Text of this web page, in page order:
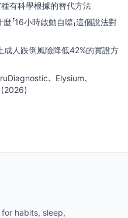
有科學根據的替代方法
「16小時啟動自噬」這個說法對
人跌倒風險降低42%的實證方
、Elysium、
）
habits, sleep,